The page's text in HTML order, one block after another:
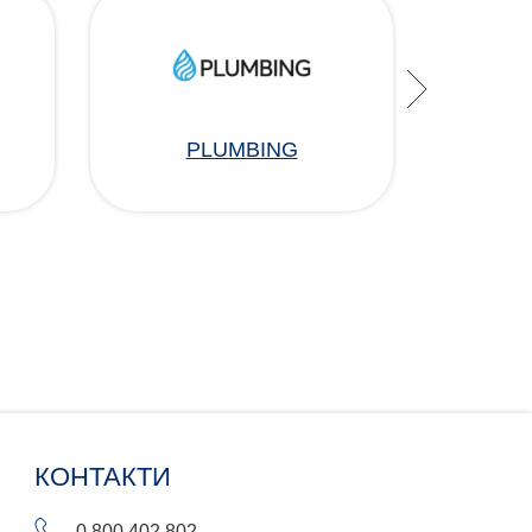
PLUMBING
КОНТАКТИ